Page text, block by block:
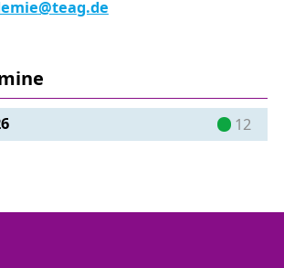
von Gas-Netzanschlüssen
und Verwahren des
und Einmessung
@teag.de
12